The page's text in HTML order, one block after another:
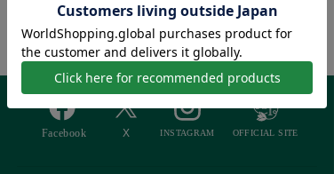
Afternoon Tea > 商品検索